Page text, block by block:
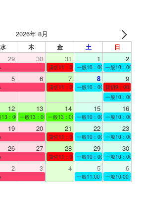
2026年 8月
水 木 金 土 日
29 30 31 1 2
00 貸切11：00～12：00一般10：00～19：00
一般10：00～
5 6 7 8 9
00 貸切11：00～12：00一般10：00～19：00
貸切9：00～10
一般10：00～
12 13 14 15 16
00
13：00～19：00一般13：00～19：00一般13：00～19：00一般10：00～19：00
一般10：00～
19 20 21 22 23
00 貸切11：00～13：00一般10：00～19：00
一般10：00～
26 27 28 29 30
00 貸切11：00～12：00一般10：00～19：00
一般10：00～
2 3 4 5 6
一般11:00～19:00一般10:00～